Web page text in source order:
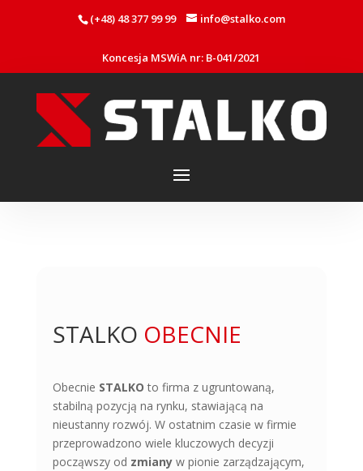
(+48) 48 377 99 99 info@stalko.com
Koncesja MSWiA nr: B-041/2021
STALKO OBECNIE
Obecnie STALKO to firma z ugruntowaną,
stabilną pozycją na rynku, stawiającą na
nieustanny rozwój. W ostatnim czasie w firmie
przeprowadzono wiele kluczowych decyzji
począwszy od zmianyw pionie zarządzającym,